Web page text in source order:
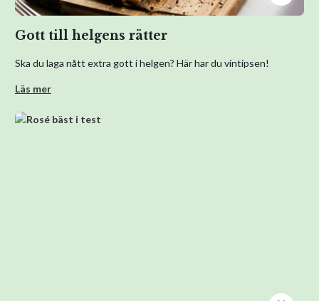
Gott till helgens rätter
Ska du laga nått extra gott i helgen? Här har du vintipsen!
Läs mer